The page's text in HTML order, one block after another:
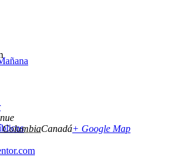
ColumbiaCanadá+ Google Map